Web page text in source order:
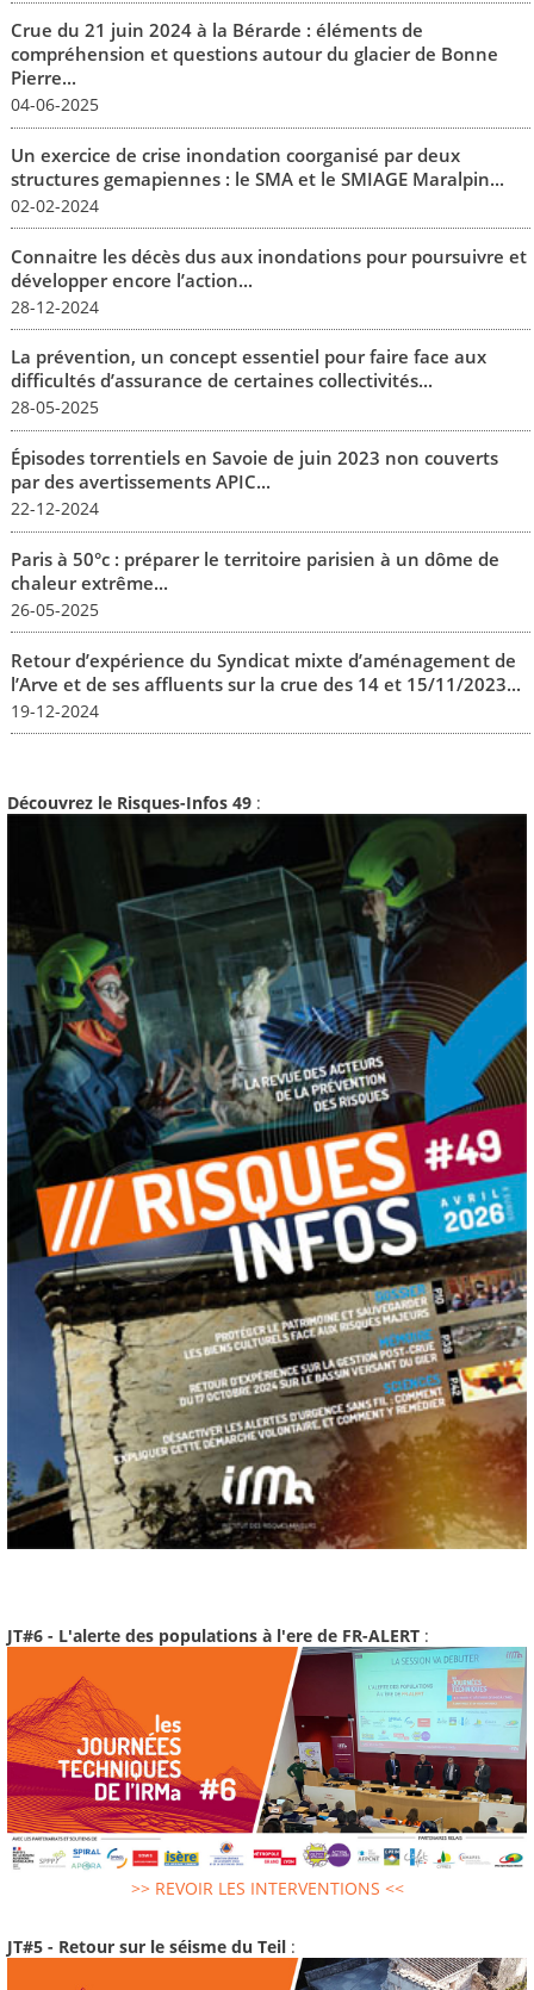
Crue du 21 juin 2024 à la Bérarde : éléments de
compréhension et questions autour du glacier de Bonne
Pierre...
04-06-2025
Un exercice de crise inondation coorganisé par deux
structures gemapiennes : le SMA et le SMIAGE Maralpin...
02-02-2024
Connaitre les décès dus aux inondations pour poursuivre et
développer encore l’action...
28-12-2024
La prévention, un concept essentiel pour faire face aux
difficultés d’assurance de certaines collectivités...
28-05-2025
Épisodes torrentiels en Savoie de juin 2023 non couverts
par des avertissements APIC...
22-12-2024
Paris à 50°c : préparer le territoire parisien à un dôme de
chaleur extrême...
26-05-2025
Retour d’expérience du Syndicat mixte d’aménagement de
l’Arve et de ses affluents sur la crue des 14 et 15/11/2023...
19-12-2024
Découvrez le Risques-Infos 49 :
JT#6 - L'alerte des populations à l'ere de FR-ALERT :
>> REVOIR LES INTERVENTIONS <<
JT#5 - Retour sur le séisme du Teil :